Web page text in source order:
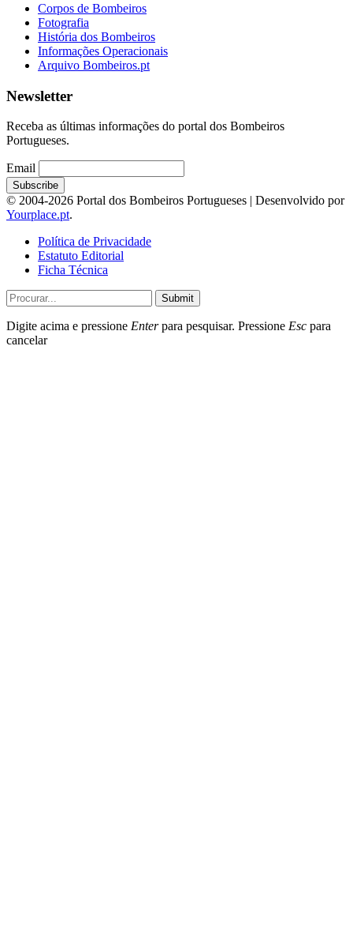
Corpos de Bombeiros
Fotografia
História dos Bombeiros
Informações Operacionais
Arquivo Bombeiros.pt
Newsletter
Receba as últimas informações do portal dos Bombeiros
Portugueses.
Email
© 2004-2026 Portal dos Bombeiros Portugueses | Desenvolvido por
Yourplace.pt.
Política de Privacidade
Estatuto Editorial
Ficha Técnica
Submit
Digite acima e pressione Enterpara pesquisar. Pressione Esc para
cancelar